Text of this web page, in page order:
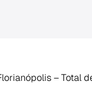
– Total